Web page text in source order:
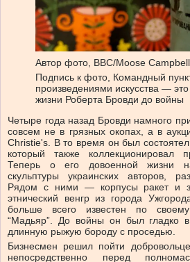
Автор фото, BBC/Moose Campbell
Подпись к фото, Командный
произведениями искусства —
жизни Роберта Бровди до войны
Четыре года назад Бровди намного
совсем не в грязных окопах, а в
Christie's. В то время он был
который также коллекционировал
Теперь о его довоенной жизни
скульптуры украинских авторов,
Рядом с ними — корпусы ракет и
этнический венгр из города
больше всего известен по
“Мадьяр”. До войны он был гладко
длинную рыжую бороду с проседью.
Бизнесмен решил пойти
непосредственно перед